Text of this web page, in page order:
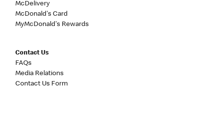
McDelivery
McDonald's Card
MyMcDonald's Rewards
Contact Us
FAQs
Media Relations
Contact Us Form